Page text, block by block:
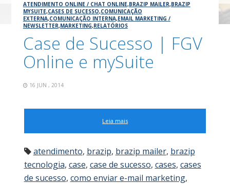
ATENDIMENTO ONLINE / CHAT ONLINE,BRAZIP MAILER,BRAZIP
MYSUITE,CASES DE SUCESSO,COMUNICAÇÃO
EXTERNA,COMUNICAÇÃO INTERNA,EMAIL MARKETING /
NEWSLETTER,MARKETING,RELATÓRIOS
Case de Sucesso | FGV
Online e mySuite
16 JUN , 2014
Leia mais
atendimento, brazip, brazip mailer, brazip
tecnologia, case, case de sucesso, cases, cases
de sucesso, como enviar e-mail marketing,